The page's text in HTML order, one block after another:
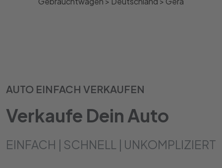
AUTO EINFACH VERKAUFEN
Verkaufe Dein Auto
EINFACH | SCHNELL | UNKOMPLIZIERT